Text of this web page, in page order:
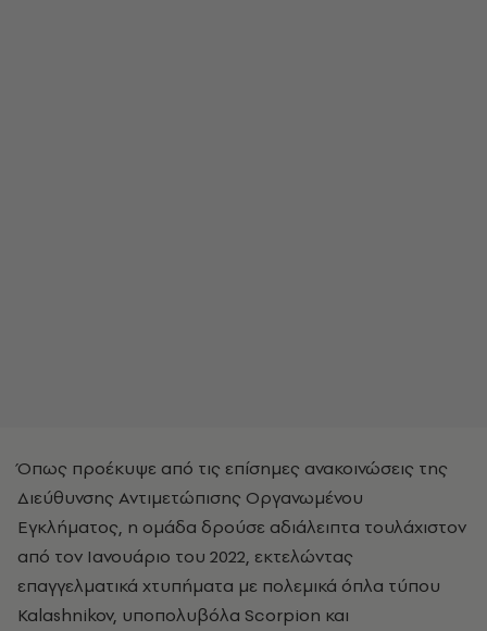
Όπως προέκυψε από τις επίσημες ανακοινώσεις της
Διεύθυνσης Αντιμετώπισης Οργανωμένου
Εγκλήματος, η ομάδα δρούσε αδιάλειπτα τουλάχιστον
από τον Ιανουάριο του 2022, εκτελώντας
επαγγελματικά χτυπήματα με πολεμικά όπλα τύπου
Kalashnikov, υποπολυβόλα Scorpion και